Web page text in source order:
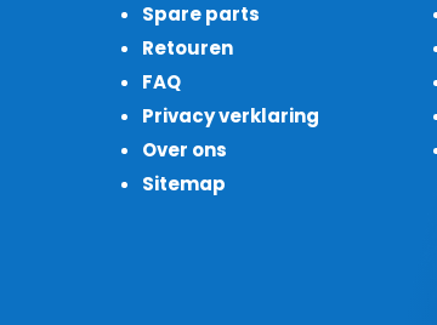
Spare parts
Retouren
FAQ
Privacy verklaring
Over ons
Sitemap